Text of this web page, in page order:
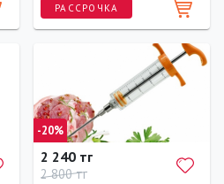
РАССРОЧКА
-20%
2 240 тг
2 800 тг